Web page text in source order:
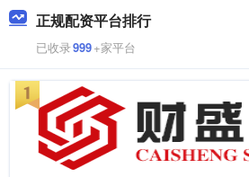
正规配资平台排行
已收录999+家平台